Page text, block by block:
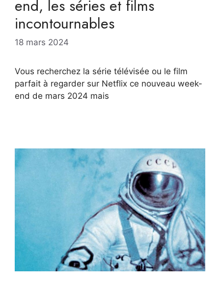
end, les séries et films
incontournables
18 mars 2024
Vous recherchez la série télévisée ou le film
parfait à regarder sur Netflix ce nouveau week-
end de mars 2024 mais